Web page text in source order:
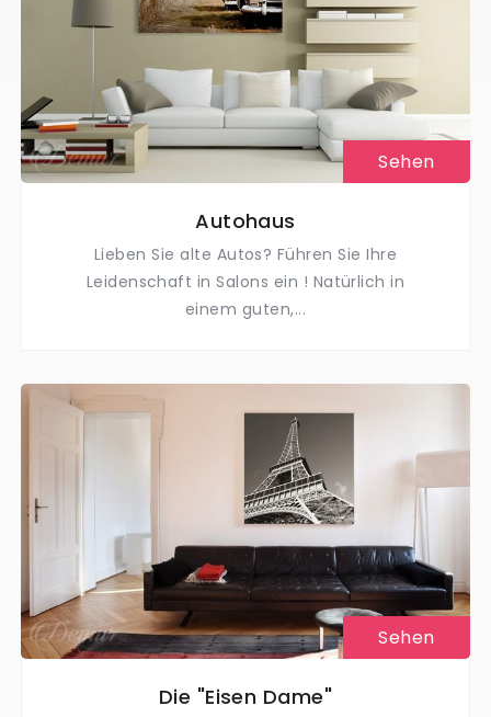
Sehen
Autohaus
Lieben Sie alte Autos? Führen Sie Ihre
Leidenschaft in Salons ein ! Natürlich in
einem guten,...
Sehen
Die "Eisen Dame"